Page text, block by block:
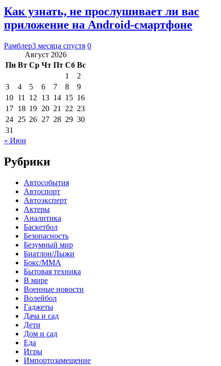
Как узнать, не прослушивает ли вас
приложение на Android-смартфоне
Рамблер3 месяца спустя 0
Август 2026
Пн Вт Ср Чт Пт Сб Вс
1
2
3
4 5 6 7 8
9
10 11 12 13 14 15 16
17 18 19 20 21 22 23
24 25 26 27 28 29 30
31
« Июн
Рубрики
Автособытия
Автоспорт
Автоэксперт
Актеры
Аналитика
Баскетбол
Безопасность
Безумный мир
Биатлон/Лыжи
Бокс/MMA
Бытовая техника
В мире
Военные новости
Волейбол
Гаджеты
Дача и сад
Дети
Дом и сад
Еда
Игры
Импортозамещение